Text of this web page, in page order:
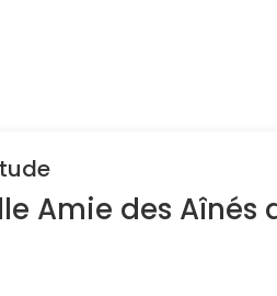
Amie des Aînés